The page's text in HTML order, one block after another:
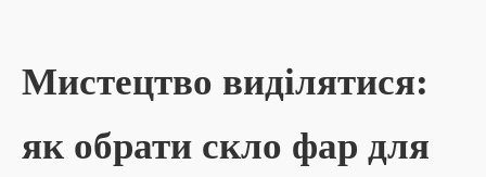
Мистецтво виділятися:
як обрати скло фар для